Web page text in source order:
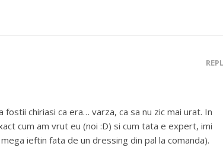
chiriasi ca era… varza, ca sa nu zic mai urat. In
cum am vrut eu (noi :D) si cum tata e expert, imi
ieftin fata de un dressing din pal la comanda).